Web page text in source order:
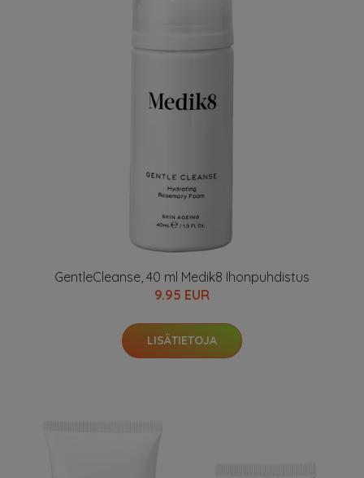
GentleCleanse, 40 ml Medik8 Ihonpuhdistus
9.95 EUR
LISÄTIETOJA